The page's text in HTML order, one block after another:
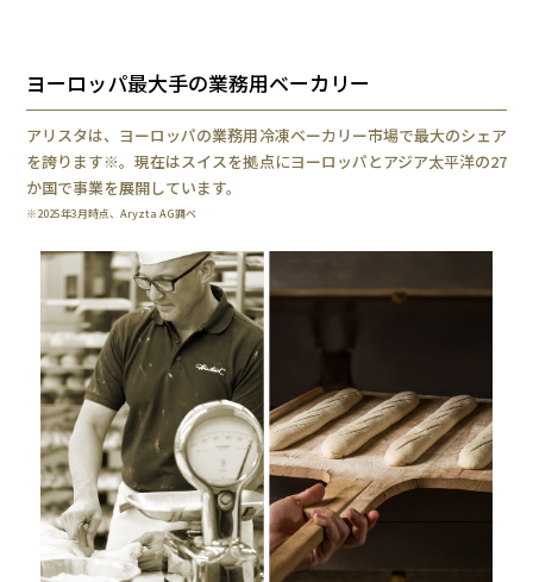
ヨーロッパ最大手の業務用ベーカリー
アリスタは、ヨーロッパの業務用冷凍ベーカリー市場で最大のシェア
を誇ります※。現在はスイスを拠点にヨーロッパとアジア太平洋の27
か国で事業を展開しています。
※2025年3月時点、Aryzta AG調べ